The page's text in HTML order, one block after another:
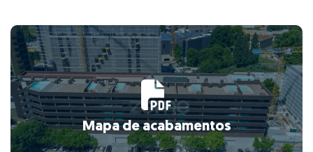
Mapa de acabamentos